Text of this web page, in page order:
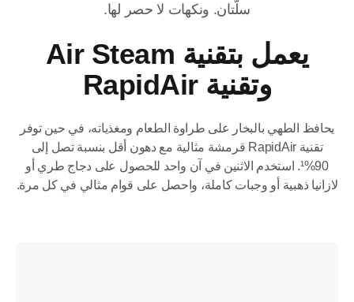
سلّتان. ونكهات لا حصر لها.
يعمل بتقنية Air Steam
وتقنية RapidAir
يحافظ الطهي بالبخار على طراوة الطعام ومغذياته، في حين توفر
تقنية RapidAir قرمشة مثالية مع دهون أقل بنسبة تصل إلى
90%¹. استخدم الاثنين في آن واحد للحصول على دجاج طري أو
لازانيا ذهبية أو وجبات كاملة، واحصل على قوام مثالي في كل مرة.